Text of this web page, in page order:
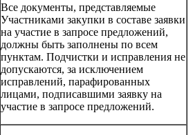
Все документы, представляемые
Участниками закупки в составе заявки
на участие в запросе предложений,
должны быть заполнены по всем
пунктам. Подчистки и исправления не
допускаются, за исключением
исправлений, парафированных
лицами, подписавшими заявку на
участие в запросе предложений.